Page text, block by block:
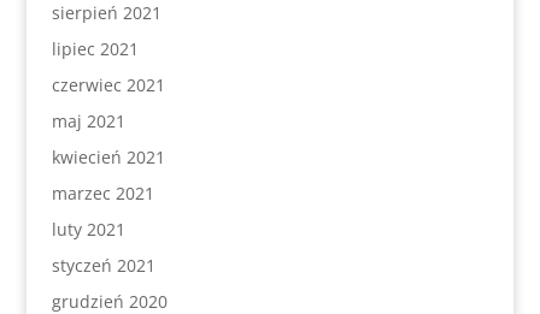
sierpień 2021
lipiec 2021
czerwiec 2021
maj 2021
kwiecień 2021
marzec 2021
luty 2021
styczeń 2021
grudzień 2020